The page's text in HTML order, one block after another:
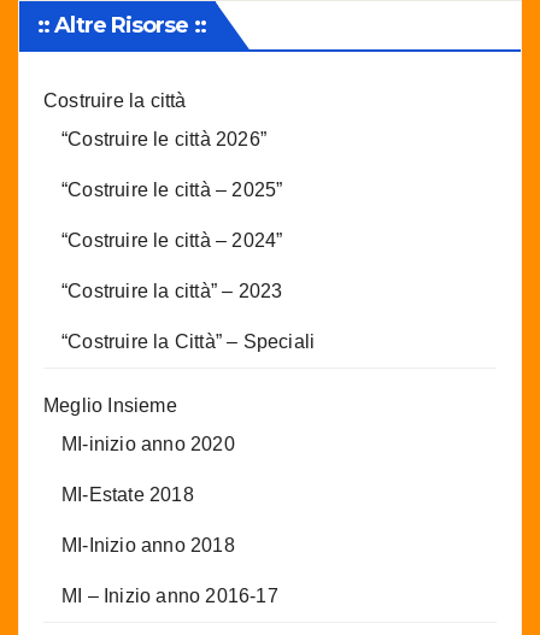
:: Altre Risorse ::
Costruire la città
“Costruire le città 2026”
“Costruire le città – 2025”
“Costruire le città – 2024”
“Costruire la città” – 2023
“Costruire la Città” – Speciali
Meglio Insieme
MI-inizio anno 2020
MI-Estate 2018
MI-Inizio anno 2018
MI – Inizio anno 2016-17